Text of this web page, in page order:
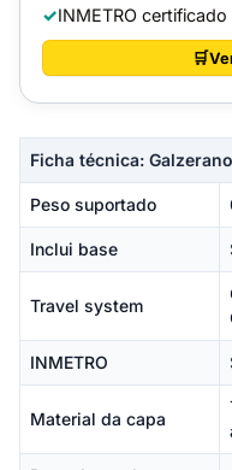
INMETRO certificado
Ficha técnica:
Peso suportado
Inclui base
Travel system
INMETRO
Material da capa